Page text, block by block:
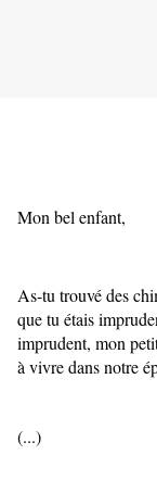
Mon bel enfant,
As-tu trouvé des
que tu étais
imprudent, mon
à vivre dans notre
(...)